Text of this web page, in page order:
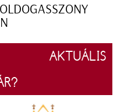
AKTUÁLIS